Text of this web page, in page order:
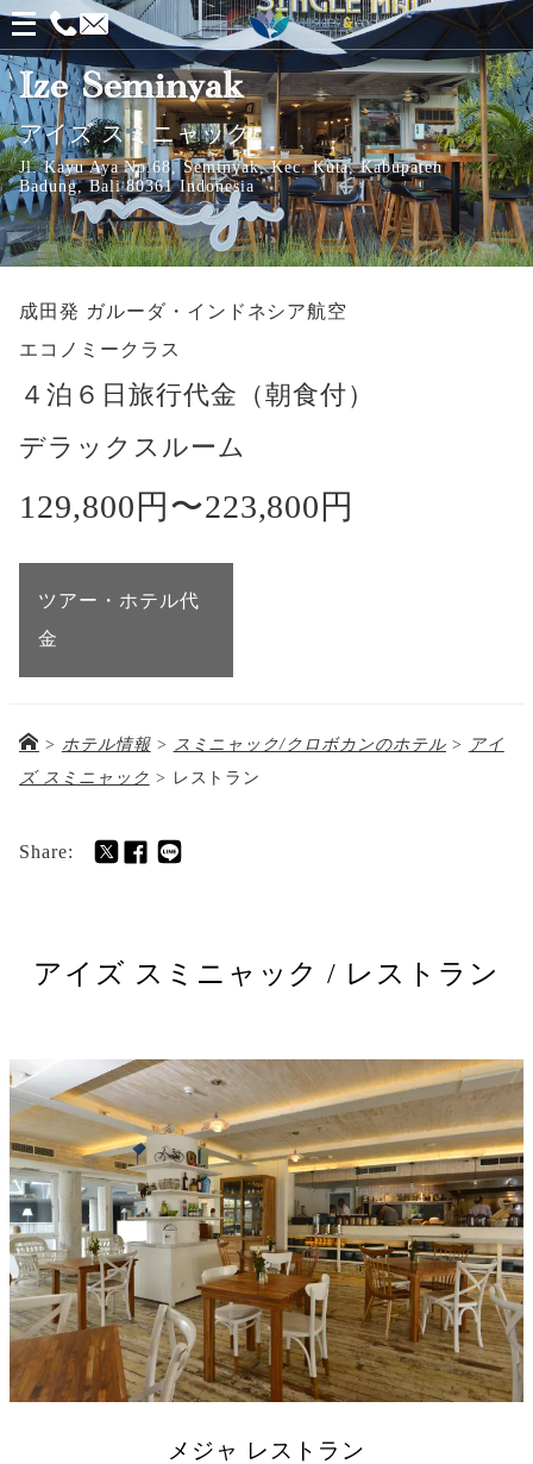
メ
ニ
ュ
ー
を
開
く
Ize Seminyak
アイズ スミニャック
Jl. Kayu Aya No.68, Seminyak, Kec. Kuta, Kabupaten
Badung, Bali 80361 Indonesia
成田発 ガルーダ・インドネシア航空
エコノミークラス
４泊６日旅行代金（朝食付）
デラックスルーム
129,800円〜223,800円
ツアー・ホテル代
金
> ホテル情報> スミニャック/クロボカンのホテル>
アイ
ズ スミニャック > レストラン
Share:
アイズ スミニャック / レストラン
メジャ レストラン